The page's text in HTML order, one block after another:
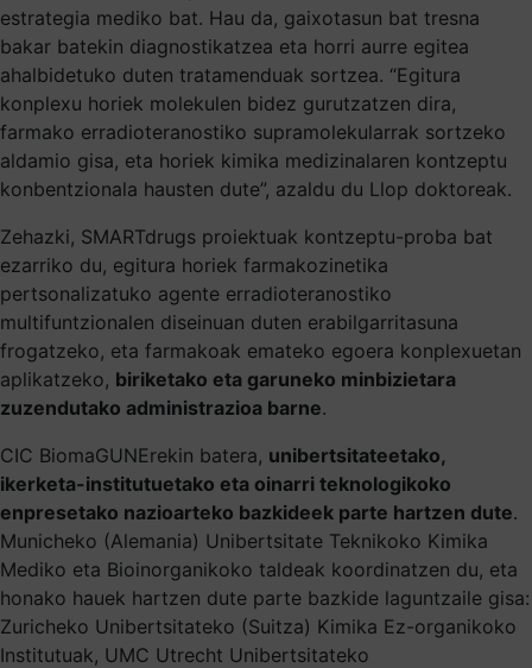
estrategia mediko bat. Hau da, gaixotasun bat tresna
bakar batekin diagnostikatzea eta horri aurre egitea
ahalbidetuko duten tratamenduak sortzea. “Egitura
konplexu horiek molekulen bidez gurutzatzen dira,
farmako erradioteranostiko supramolekularrak sortzeko
aldamio gisa, eta horiek kimika medizinalaren kontzeptu
konbentzionala hausten dute”, azaldu du Llop doktoreak.
Zehazki, SMARTdrugs proiektuak kontzeptu-proba bat
ezarriko du, egitura horiek farmakozinetika
pertsonalizatuko agente erradioteranostiko
multifuntzionalen diseinuan duten erabilgarritasuna
frogatzeko, eta farmakoak emateko egoera konplexuetan
aplikatzeko, biriketako eta garuneko minbizietara
zuzendutako administrazioa barne.
CIC BiomaGUNErekin batera, unibertsitateetako,
ikerketa-institutuetako eta oinarri teknologikoko
enpresetako nazioarteko bazkideek parte hartzen dute.
Municheko (Alemania) Unibertsitate Teknikoko Kimika
Mediko eta Bioinorganikoko taldeak koordinatzen du, eta
honako hauek hartzen dute parte bazkide laguntzaile gisa:
Zuricheko Unibertsitateko (Suitza) Kimika Ez-organikoko
Institutuak, UMC Utrecht Unibertsitateko